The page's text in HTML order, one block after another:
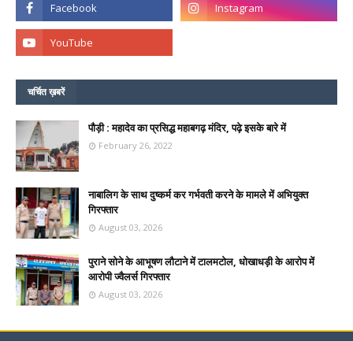
चर्चित ख़बरें
पौड़ी : महादेव का प्रसिद्ध महाबगढ़ मंदिर, पढ़े इसके बारे में
February 26, 2022
नाबालिग के साथ दुष्कर्म कर गर्भवती करने के मामले में अभियुक्त
गिरफ्तार
August 03, 2026
पुराने सोने के आभूषण लौटाने में टालमटोल, धोखाधड़ी के आरोप में
आरोपी ज्वैलर्स गिरफ्तार
August 03, 2026